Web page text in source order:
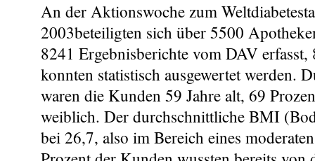
An der Aktionswoche zum
2003beteiligten sich über 5500
8241 Ergebnisberichte vom DAV erfasst,
konnten statistisch ausgewertet werden.
waren die Kunden 59 Jahre alt, 69
weiblich. Der durchschnittliche BMI
bei 26,7, also im Bereich eines